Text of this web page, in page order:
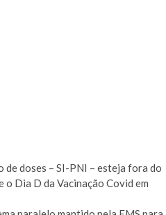
de doses – SI-PNI – esteja fora do
o Dia D da Vacinação Covid em